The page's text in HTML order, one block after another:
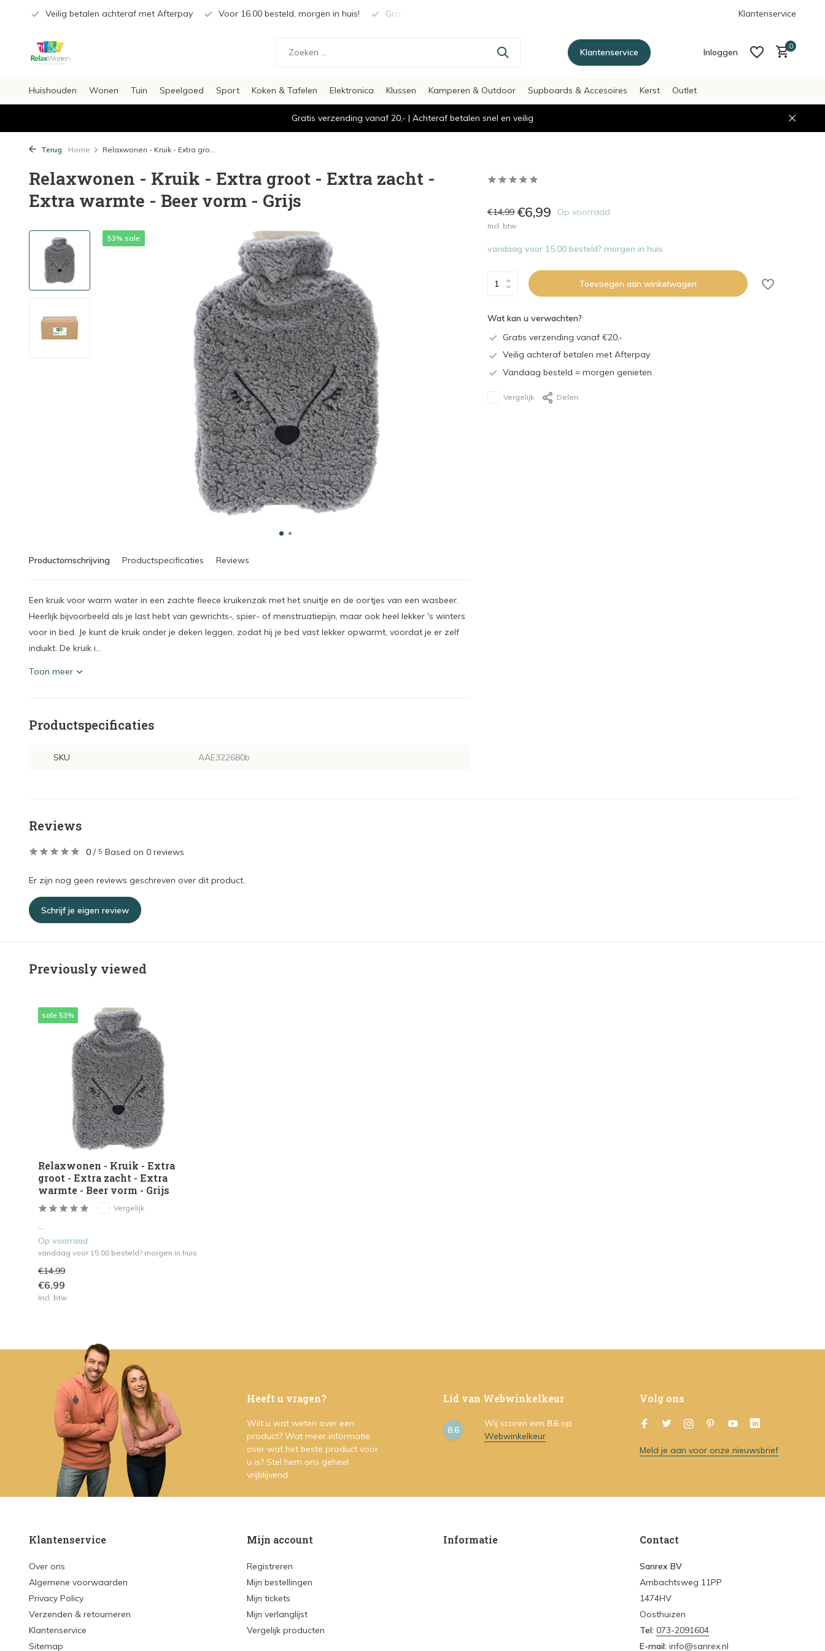
Veilig betalen achteraf met Afterpay Voor 16.00 besteld, morgen in huis! Gratis verzending vanaf €20,- Klantenservice
Klantenservice Inloggen
0
Huishouden Wonen Tuin Speelgoed Sport Koken & Tafelen Elektronica Klussen Kamperen & Outdoor Supboards & Accesoires Kerst Outlet
Gratis verzending vanaf 20,- | Achteraf betalen snel en veilig
Terug Home Relaxwonen - Kruik - Extra gro...
Relaxwonen - Kruik - Extra groot - Extra zacht -
Extra warmte - Beer vorm - Grijs
53% sale
Productomschrijving Productspecificaties Reviews
Een kruik voor warm water in een zachte fleece kruikenzak met het snuitje en de oortjes van een wasbeer.
Heerlijk bijvoorbeeld als je last hebt van gewrichts-, spier- of menstruatiepijn, maar ook heel lekker 's winters
voor in bed. Je kunt de kruik onder je deken leggen, zodat hij je bed vast lekker opwarmt, voordat je er zelf
induikt. De kruik i...
Toon meer
Productspecificaties
SKU AAE322680b
€14,99 €6,99 Op voorraad
Incl. btw
vandaag voor 15.00 besteld? morgen in huis
Toevoegen aan winkelwagen
Wat kan u verwachten?
Gratis verzending vanaf €20,-
Veilig achteraf betalen met Afterpay
Vandaag besteld = morgen genieten
Vergelijk Delen
Reviews
0 / 5 Based on 0 reviews
Er zijn nog geen reviews geschreven over dit product..
Schrijf je eigen review
Previously viewed
sale 53%
Relaxwonen - Kruik - Extra
groot - Extra zacht - Extra
warmte - Beer vorm - Grijs
Vergelijk
Op voorraad
vandaag voor 15.00 besteld? morgen in huis
€14,99
€6,99
Incl. btw
Heeft u vragen?
Wilt u wat weten over een
product? Wat meer informatie
over wat het beste product voor
u is? Stel hem ons geheel
vrijblijvend
Lid van Webwinkelkeur
8.6
Wij scoren een 8.6 op
Webwinkelkeur
Volg ons
Meld je aan voor onze nieuwsbrief
Klantenservice
Over ons
Algemene voorwaarden
Privacy Policy
Verzenden & retourneren
Klantenservice
Sitemap
Mijn account
Registreren
Mijn bestellingen
Mijn tickets
Mijn verlanglijst
Vergelijk producten
Informatie Contact
Sanrex BV
Ambachtsweg 11PP
1474HV
Oosthuizen
Tel: 073-2091604
E-mail: info@sanrex.nl